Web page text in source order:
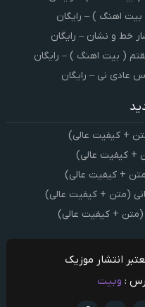
اهنگ ) – رایگان
خط و نشان – رایگان
( بیت اهنگ ) – رایگان
عادی نی – رایگان
+ کیفیت عالی)
+ کیفیت عالی)
+ کیفیت عالی)
(متن + کیفیت عالی)
+ کیفیت عالی)
انتشار موزیک
: وبیت